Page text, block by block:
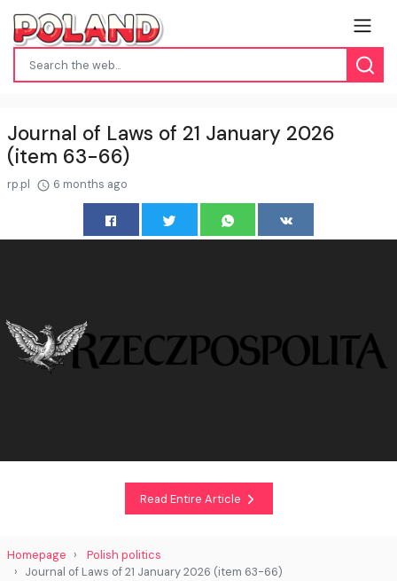
Journal of Laws of 21 January 2026
(item 63-66)
rp.pl 6 months ago
Read Entire Article
Homepage
Polish politics
Journal of Laws of 21 January 2026 (item 63-66)